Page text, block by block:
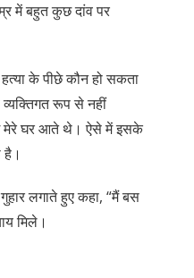
में बहुत कुछ दांव पर
के पीछे कौन हो सकता
व्यक्तिगत रूप से नहीं
मेरे घर आते थे। ऐसे में इसके
है।
लगाते हुए कहा, “मैं बस
मिले।